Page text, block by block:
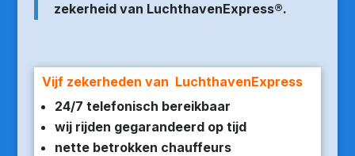
zekerheid van LuchthavenExpress®.
Vijf zekerheden van LuchthavenExpress
24/7 telefonisch bereikbaar
wij rijden gegarandeerd op tijd
nette betrokken chauffeurs